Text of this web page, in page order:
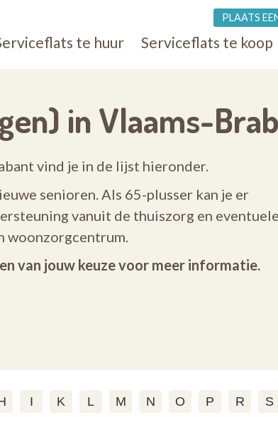
te huur Serviceflats te koop
PLAATS
in Vlaams-
vind je in de lijst hieronder.
senioren. Als 65-plusser kan je er
vanuit de thuiszorg en eventuele
woonzorgcentrum.
van jouw keuze voor meer informatie.
I K L M N O P R S